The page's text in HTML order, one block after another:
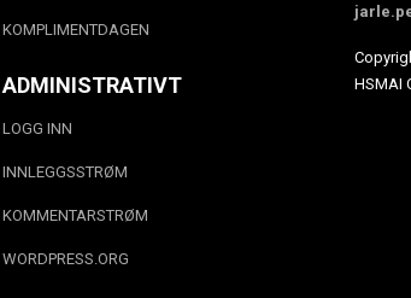
KOMPLIMENTDAGEN
ADMINISTRATIVT
LOGG INN
INNLEGGSSTRØM
KOMMENTARSTRØM
WORDPRESS.ORG
HSMAI